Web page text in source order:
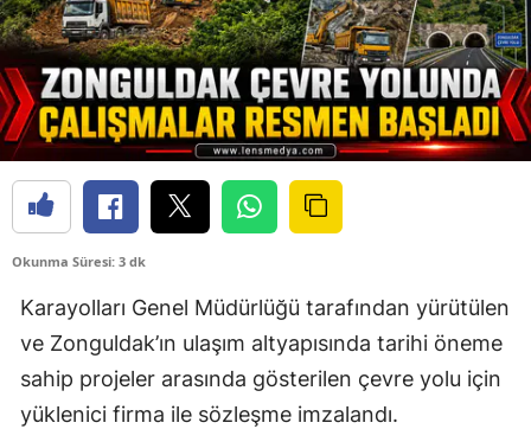
Okunma Süresi: 3 dk
Karayolları Genel Müdürlüğü tarafından yürütülen
ve Zonguldak’ın ulaşım altyapısında tarihi öneme
sahip projeler arasında gösterilen çevre yolu için
yüklenici firma ile sözleşme imzalandı.